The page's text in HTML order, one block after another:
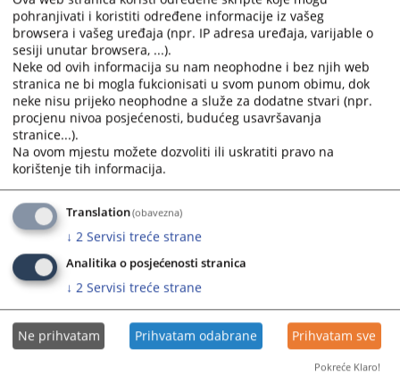
calendar
and
select
a
date.
Press
the
question
mark
key
get
the
keyboard
shortcuts
for
changing
dates.
calendar
and
select
a
date.
Press
question
mark
key
to
get
keyboard
shortcuts
for
changing
dates.
pohranjivati i koristiti određene informacije iz vašeg
browsera i vašeg uređaja (npr. IP adresa uređaja, varijable o
sesiji unutar browsera, ...).
Neke od ovih informacija su nam neophodne i bez njih web
stranica ne bi mogla fukcionisati u svom punom obimu, dok
neke nisu prijeko neophodne a služe za dodatne stvari (npr.
procjenu nivoa posjećenosti, budućeg usavršavanja
stranice...).
Na ovom mjestu možete dozvoliti ili uskratiti pravo na
korištenje tih informacija.
Translation(obavezna)
↓ 2 Servisi treće strane
Analitika o posjećenosti stranica
↓ 2 Servisi treće strane
Ne prihvatam Prihvatam odabrane Prihvatam sve
Pokreće Klaro!